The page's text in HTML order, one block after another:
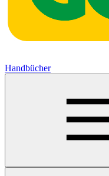
Handbücher